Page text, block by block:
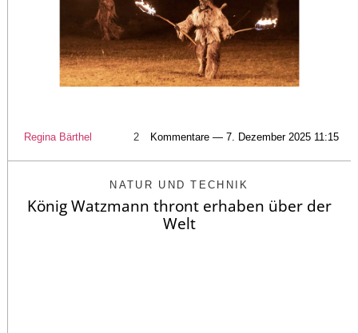
Regina Bärthel 2 Kommentare — 7. Dezember 2025 11:15
NATUR UND TECHNIK
König Watzmann thront erhaben über der
Welt